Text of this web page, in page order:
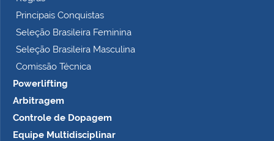
Principais Conquistas
Seleção Brasileira Feminina
Seleção Brasileira Masculina
Comissão Técnica
Powerlifting
Arbitragem
Controle de Dopagem
Equipe Multidisciplinar